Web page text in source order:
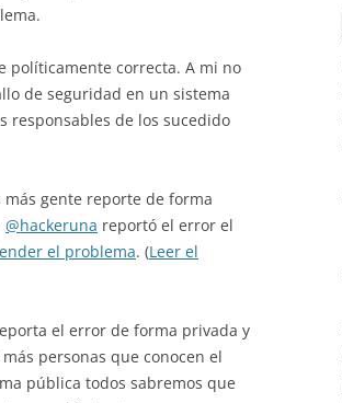
políticamente correcta. A mi no
de seguridad en un sistema
responsables de los sucedido
gente reporte de forma
@hackeruna reportó el error el
el problema. (Leer el
el error de forma privada y
personas que conocen el
pública todos sabremos que